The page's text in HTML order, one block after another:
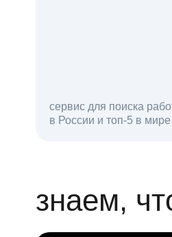
сервис для поиска
в России и топ-5 в
откликов
знаем,